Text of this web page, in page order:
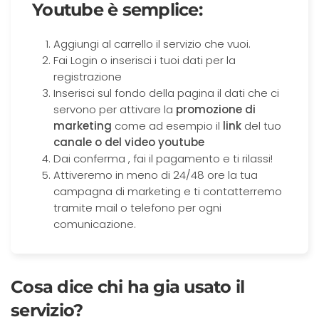
Youtube è semplice:
Aggiungi al carrello il servizio che vuoi.
Fai Login o inserisci i tuoi dati per la
registrazione
Inserisci sul fondo della pagina il dati che ci
servono per attivare la promozione di
marketing come ad esempio il link del tuo
canale o del video youtube
Dai conferma , fai il pagamento e ti rilassi!
Attiveremo in meno di 24/48 ore la tua
campagna di marketing e ti contatterremo
tramite mail o telefono per ogni
comunicazione.
Cosa dice chi ha gia usato il
servizio?